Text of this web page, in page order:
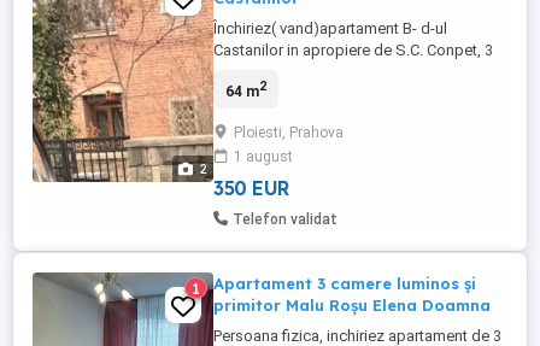
2
Închiriez( vand)apartament B- d-ul
Castanilor in apropiere de S.C. Conpet, 3
complet.
64 m2
Ploiesti, Prahova
1 august
350 EUR
Telefon validat
1
Apartament 3 camere luminos și
primitor Malu Roșu Elena Doamna
Persoana fizica, inchiriez apartament de 3